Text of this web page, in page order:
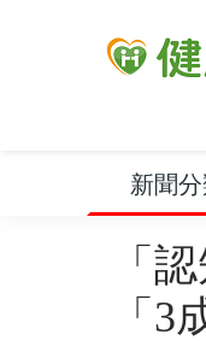
新聞
「
「3